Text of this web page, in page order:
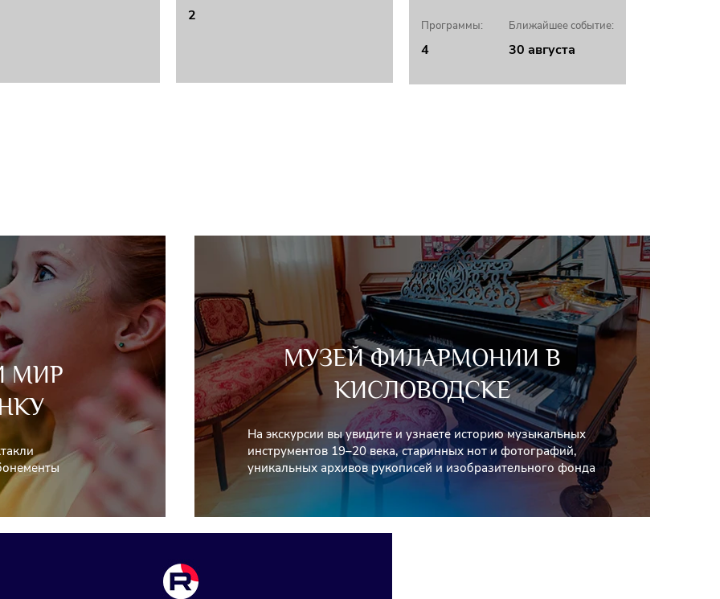
2
Программы:
4
Ближайшее событие:
30 августа
МИР
МУЗЕЙ ФИЛАРМОНИИ В
КИСЛОВОДСКЕ
На экскурсии вы увидите и узнаете историю музыкальных
инструментов 19–20 века, старинных нот и фотографий,
уникальных архивов рукописей и изобразительного фонда